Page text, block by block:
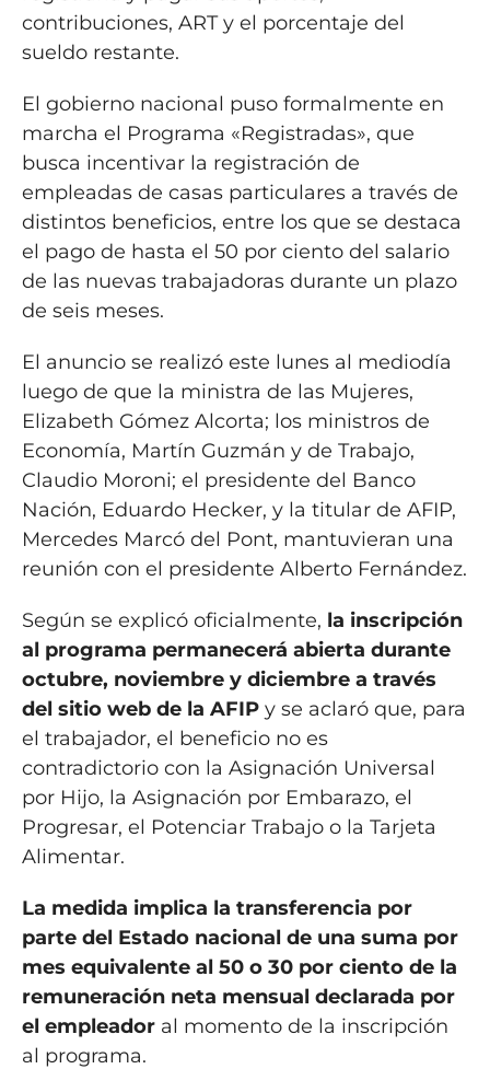
contribuciones, ART y el porcentaje del
sueldo restante.
El gobierno nacional puso formalmente en
marcha el Programa «Registradas», que
busca incentivar la registración de
empleadas de casas particulares a través de
distintos beneficios, entre los que se destaca
el pago de hasta el 50 por ciento del salario
de las nuevas trabajadoras durante un plazo
de seis meses.
El anuncio se realizó este lunes al mediodía
luego de que la ministra de las Mujeres,
Elizabeth Gómez Alcorta; los ministros de
Economía, Martín Guzmán y de Trabajo,
Claudio Moroni; el presidente del Banco
Nación, Eduardo Hecker, y la titular de AFIP,
Mercedes Marcó del Pont, mantuvieran una
reunión con el presidente Alberto Fernández.
Según se explicó oficialmente, la inscripción
al programa permanecerá abierta durante
octubre, noviembre y diciembre a través
del sitio web de la AFIPy se aclaró que, para
el trabajador, el beneficio no es
contradictorio con la Asignación Universal
por Hijo, la Asignación por Embarazo, el
Progresar, el Potenciar Trabajo o la Tarjeta
Alimentar.
La medida implica la transferencia por
parte del Estado nacional de una suma por
mes equivalente al 50 o 30 por ciento de la
remuneración neta mensual declarada por
el empleadoral momento de la inscripción
al programa.